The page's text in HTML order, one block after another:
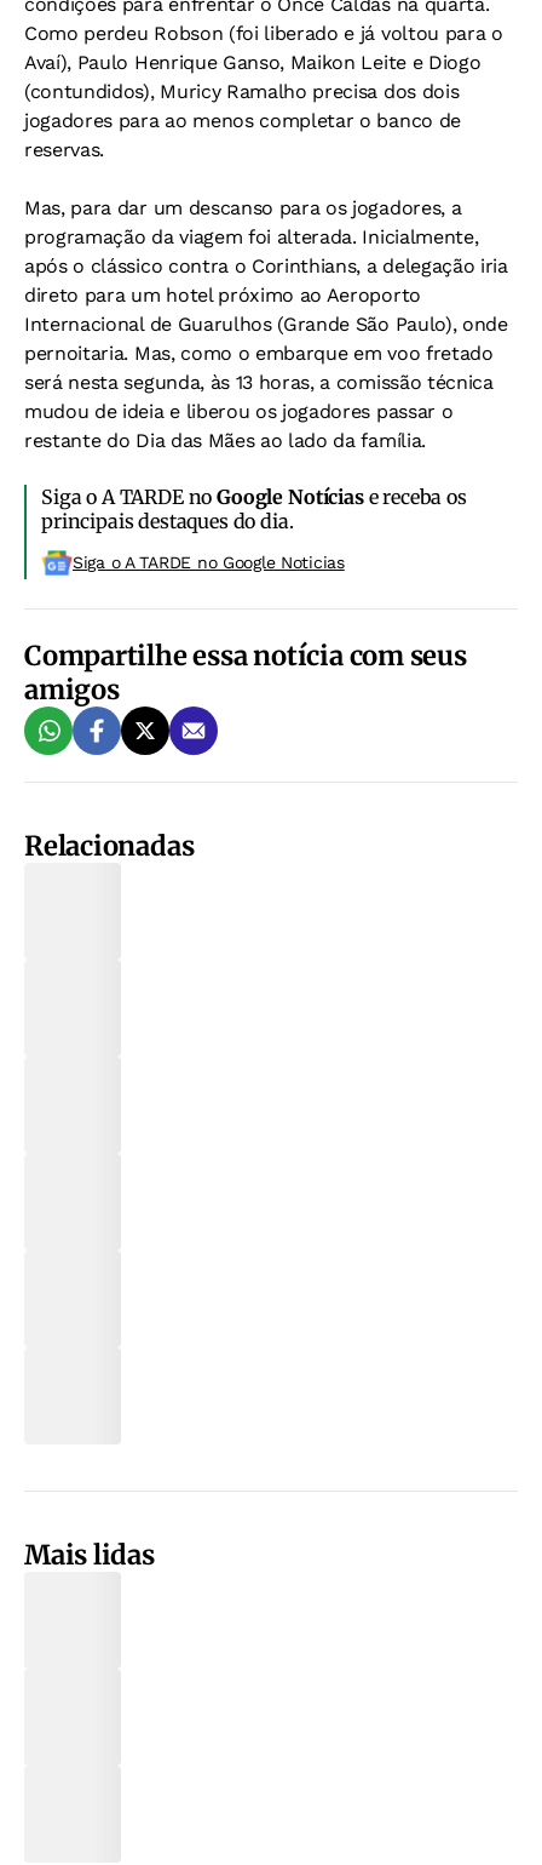
Como perdeu Robson (foi liberado e já voltou para o
Avaí), Paulo Henrique Ganso, Maikon Leite e Diogo
(contundidos), Muricy Ramalho precisa dos dois
jogadores para ao menos completar o banco de
reservas.
Mas, para dar um descanso para os jogadores, a
programação da viagem foi alterada. Inicialmente,
após o clássico contra o Corinthians, a delegação iria
direto para um hotel próximo ao Aeroporto
Internacional de Guarulhos (Grande São Paulo), onde
pernoitaria. Mas, como o embarque em voo fretado
será nesta segunda, às 13 horas, a comissão técnica
mudou de ideia e liberou os jogadores passar o
restante do Dia das Mães ao lado da família.
Siga o A TARDE noGoogle Notíciase receba os
principais destaques do dia.
Siga o A TARDE no Google Noticias
Compartilhe essa notícia com seus
amigos
Relacionadas
Mais lidas